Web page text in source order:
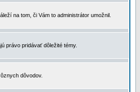
na tom, či Vám to administrátor umožnil.
právo pridávať dôležité témy.
dôvodov.